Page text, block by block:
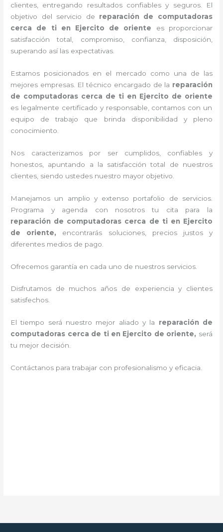
clientes, entregando resultados confiables y seguros. El
objetivo del servicio de reparación de computadoras
cerca de ti en Ejercito de oriente es proporcionar
satisfacción total, compromiso, confianza, disposición,
superando así las expectativas.
Estamos posicionados en el mercado como una de las
mejores empresas. El técnico encargado de la reparación
de computadoras cerca de ti en Ejercito de oriente
es legalmente certificado y responsable, contamos con un
equipo de trabajo que brinda disponibilidad y pleno
conocimiento.
Nos caracterizamos por ser cumplidos, confiables y
honestos, apuntando a la satisfacción total de nuestros
clientes, siendo ustedes nuestro mayor objetivo.
Manejamos un amplio y extenso portafolio de servicios.
Programa y agenda con nosotros tu cita para la
reparación de computadoras cerca de ti en Ejercito
de oriente, encontrarás soluciones, precios justos y
diferentes medios de pago.
Ofrecemos garantía en cada uno de nuestros servicios.
Disfrutamos de muchos años de experiencia y clientes
satisfechos.
El tiempo será nuestro mejor aliado y la reparación de
computadoras cerca de ti en Ejercito de oriente, será
tu mejor decisión.
Contáctanos para trabajar con profesionalismo y eficacia.